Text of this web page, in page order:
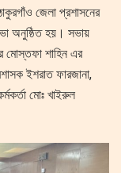
জেলা প্রশাসনের
অনুষ্ঠিত হয়। সভায়
মোস্তফা শাহিন এর
ইশরাত ফারজানা,
মোঃ খাইরুল